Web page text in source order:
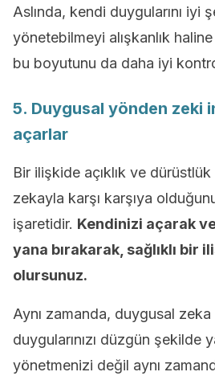
Aslında, kendi duygularını iyi
yönetebilmeyi alışkanlık
bu boyutunu da daha iyi
5. Duygusal yönden zeki
açarlar
Bir ilişkide açıklık ve
zekayla karşı karşıya
işaretidir. Kendinizi açarak
yana bırakarak, sağlıklı bir
olursunuz.
Aynı zamanda, duygusal zeka
duygularınızı düzgün şekilde
yönetmenizi değil aynı